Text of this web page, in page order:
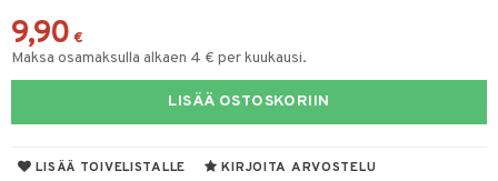
9,90 €
Maksa osamaksulla alkaen 4 € per kuukausi.
LISÄÄ OSTOSKORIIN
LISÄÄ TOIVELISTALLE
KIRJOITA ARVOSTELU
alentavat
säätelevät